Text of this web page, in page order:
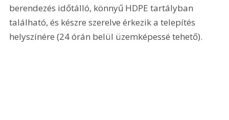
berendezés időtálló, könnyű HDPE tartályban
található, és készre szerelve érkezik a telepítés
helyszínére (24 órán belül üzemképessé tehető).